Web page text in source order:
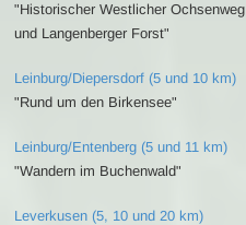
"Historischer Westlicher Ochsenweg
und Langenberger Forst"
Leinburg/Diepersdorf (5 und 10 km)
"Rund um den Birkensee"
Leinburg/Entenberg (5 und 11 km)
"Wandern im Buchenwald"
Leverkusen (5, 10 und 20 km)